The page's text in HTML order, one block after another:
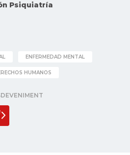
Psiquiatría
ENFERMEDAD MENTAL
HUMANOS